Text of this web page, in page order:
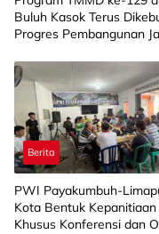
Buluh Kasok Terus
Progres Pembangunan
Berita
PWI Payakumbuh-
Kota Bentuk Kepanitiaan
Khusus Konferensi dan